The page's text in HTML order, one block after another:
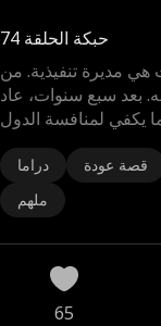
حبكة الحلقة 74
هي مديرة تنفيذية. من
بعد سبع سنوات، عاد
دراما
قصة عودة
ملهم
65